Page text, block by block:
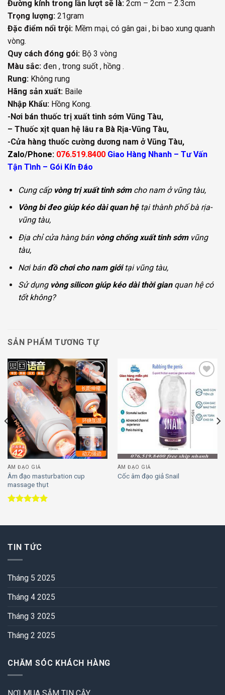
Đường kính trong lần lượt sẽ là: 2cm – 2cm – 2.3cm
Trọng lượng: 21gram
Đặc điểm nổi trội: Mềm mại, có gân gai , bi bao xung quanh
vòng.
Quy cách đóng gói: Bộ 3 vòng
Màu sắc: đen , trong suốt , hồng .
Rung: Không rung
Hãng sản xuất: Baile
Nhập Khẩu: Hồng Kong.
-Nơi bán thuốc trị xuất tinh sớm Vũng Tàu,
– Thuốc xịt quan hệ lâu ra Bà Rịa-Vũng Tàu,
-Cửa hàng thuốc cường dương nam ở Vũng Tàu,
Zalo/Phone: 076.519.8400 Giao Hàng Nhanh – Tư Vấn
Tận Tình – Gói Kín Đáo
Cung cấp vòng trị xuất tinh sớmcho nam ở vũng tàu,
Vòng bi đeo giúp kéo dài quan hệtại thành phố bà rịa-
vũng tàu,
Địa chỉ cửa hàng bán vòng chống xuất tinh sớmvũng
tàu,
Nơi bán đồ chơi cho nam giớitại vũng tàu,
Sử dụng vòng silicon giúp kéo dài thời gianquan hệ có
tốt không?
SẢN PHẨM TƯƠNG TỰ
Add to
wishlist
ÂM ĐẠO GIẢ
Âm đạo masturbation cup
massage thụt
5 sao
Add to
wishlist
ÂM ĐẠO GIẢ
Cốc âm đạo giả Snail
TIN TỨC
Tháng 5 2025
Tháng 4 2025
Tháng 3 2025
Tháng 2 2025
CHĂM SÓC KHÁCH HÀNG